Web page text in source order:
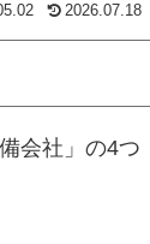
2026.07.18
会社」の4つ